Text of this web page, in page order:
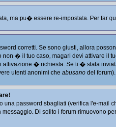
ma pu� essere re-impostata. Per far
corretti. Se sono giusti, allora
� il tuo caso, magari devi attivare il
� richiesta. Se ti � stata
utenti anonimi che abusanodel forum).
password sbagliati (verifica l'e-mail
Di solito i forum rimuovono